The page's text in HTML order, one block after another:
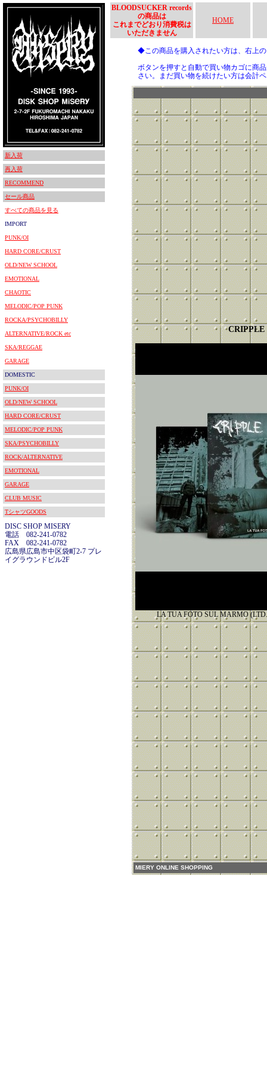
新入荷
再入荷
RECOMMEND
セール商品
すべての商品を見る
IMPORT
PUNK/OI
HARD CORE/CRUST
OLD/NEW SCHOOL
EMOTIONAL
CHAOTIC
MELODIC/POP PUNK
ROCKA/PSYCHOBILLY
ALTERNATIVE/ROCK etc
SKA/REGGAE
GARAGE
DOMESTIC
PUNK/OI
OLD/NEW SCHOOL
HARD CORE/CRUST
MELODIC/POP PUNK
SKA/PSYCHOBILLY
ROCK/ALTERNATIVE
EMOTIONAL
GARAGE
CLUB MUSIC
TシャツGOODS
DISC SHOP MISERY
電話 082-241-0782
FAX 082-241-0782
広島県広島市中区袋町2-7 プレ
イグラウンドビル2F
BLOODSUCKER records
の商品は
これまでどおり消費税は
いただきません
HOME
◆この商品を購入されたい方は、右上
ボタンを押すと自動で買い物カゴに商
さい。まだ買い物を続けたい方は会計
CRIPPLE
LA TUA FOTO SUL MARMO
MIERY ONLINE SHOPPING